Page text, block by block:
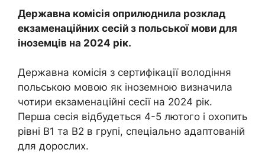
Державна комісія оприлюднила розклад
екзаменаційних сесій з польської мови для
іноземців на 2024 рік.
Державна комісія з сертифікації володіння
польською мовою як іноземною визначила
чотири екзаменаційні сесії на 2024 рік.
Перша сесія відбудеться 4-5 лютого і охопить
рівні В1 та В2 в групі, спеціально адаптованій
для дорослих.